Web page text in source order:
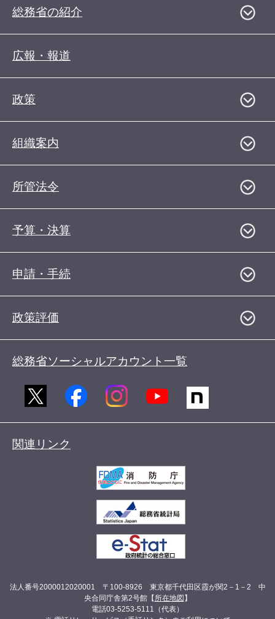
総務省の紹介
広報・報道
政策
組織案内
所管法令
予算・決算
申請・手続
政策評価
総務省ソーシャルアカウント一覧
関連リンク
法人番号2000012020001 〒100-8926 東京都千代田区霞が関2－1－2 中
央合同庁舎第2号館【 所在地図 】
電話03-5253-5111（代表）